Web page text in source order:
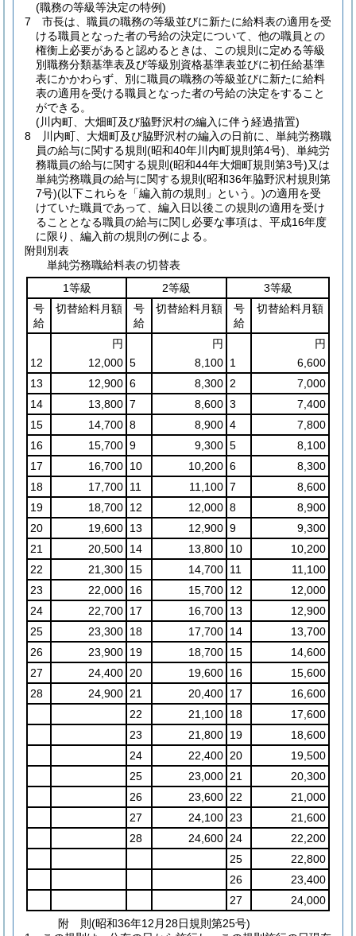
(職務の等級等決定の特例)
7
市長は、職員の職務の等級並びに新たに給料表の適用を受
ける職員となった者の号給の決定について、他の職員との
権衡上必要があると認めるときは、この規則に定める等級
別職務分類基準表及び等級別資格基準表並びに初任給基準
表にかかわらず、別に職員の職務の等級並びに新たに給料
表の適用を受ける職員となった者の号給の決定をすること
ができる。
(川内町、大畑町及び脇野沢村の編入に伴う経過措置)
8
川内町、大畑町及び脇野沢村の編入の日前に、単純労務職
員の給与に関する規則 (昭和40年川内町規則第4号) 、単純労
務職員の給与に関する規則 (昭和44年大畑町規則第3号)又は
単純労務職員の給与に関する規則 (昭和36年脇野沢村規則第
7号)(以下これらを「編入前の規則」という。)の適用を受
けていた職員であって、編入日以後この規則の適用を受け
ることとなる職員の給与に関し必要な事項は、平成16年度
に限り、編入前の規則の例による。
附則別表
単純労務職給料表の切替表
1等級
2等級
3等級
号
給
切替給料月額
号
給
切替給料月額
号
給
切替給料月額
円 円
円
12
12,000 5 8,100 1
6,600
13
12,900 6 8,300 2
7,000
14
13,800 7 8,600 3
7,400
15
14,700 8 8,900 4
7,800
16
15,700 9 9,300 5
8,100
17
16,700 10 10,200 6
8,300
18
17,700 11 11,100 7
8,600
19
18,700 12 12,000 8
8,900
20
19,600 13 12,900 9
9,300
21
20,500 14 13,800 10
10,200
22
21,300 15 14,700 11
11,100
23
22,000 16 15,700 12
12,000
24
22,700 17 16,700 13
12,900
25
23,300 18 17,700 14
13,700
26
23,900 19 18,700 15
14,600
27
24,400 20 19,600 16
15,600
28
24,900 21 20,400 17
16,600
22
21,100 18
17,600
23
21,800 19
18,600
24
22,400 20
19,500
25
23,000 21
20,300
26
23,600 22
21,000
27
24,100 23
21,600
28
24,600 24
22,200
25
22,800
26
23,400
27
24,000
附 則(昭和36年12月28日規則第25号)